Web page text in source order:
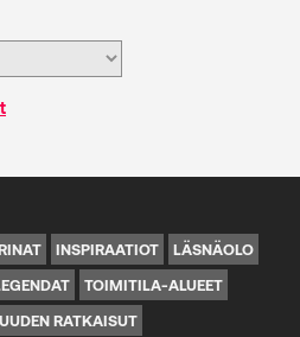
INSPIRAATIOT
LÄSNÄOLO
TOIMITILA-ALUEET
RATKAISUT